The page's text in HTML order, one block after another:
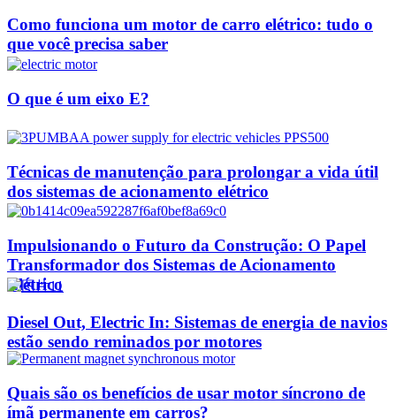
Como funciona um motor de carro elétrico: tudo o
que você precisa saber
O que é um eixo E?
Técnicas de manutenção para prolongar a vida útil
dos sistemas de acionamento elétrico
Impulsionando o Futuro da Construção: O Papel
Transformador dos Sistemas de Acionamento
Elétrico
Diesel Out, Electric In: Sistemas de energia de navios
estão sendo reminados por motores
Quais são os benefícios de usar motor síncrono de
ímã permanente em carros?